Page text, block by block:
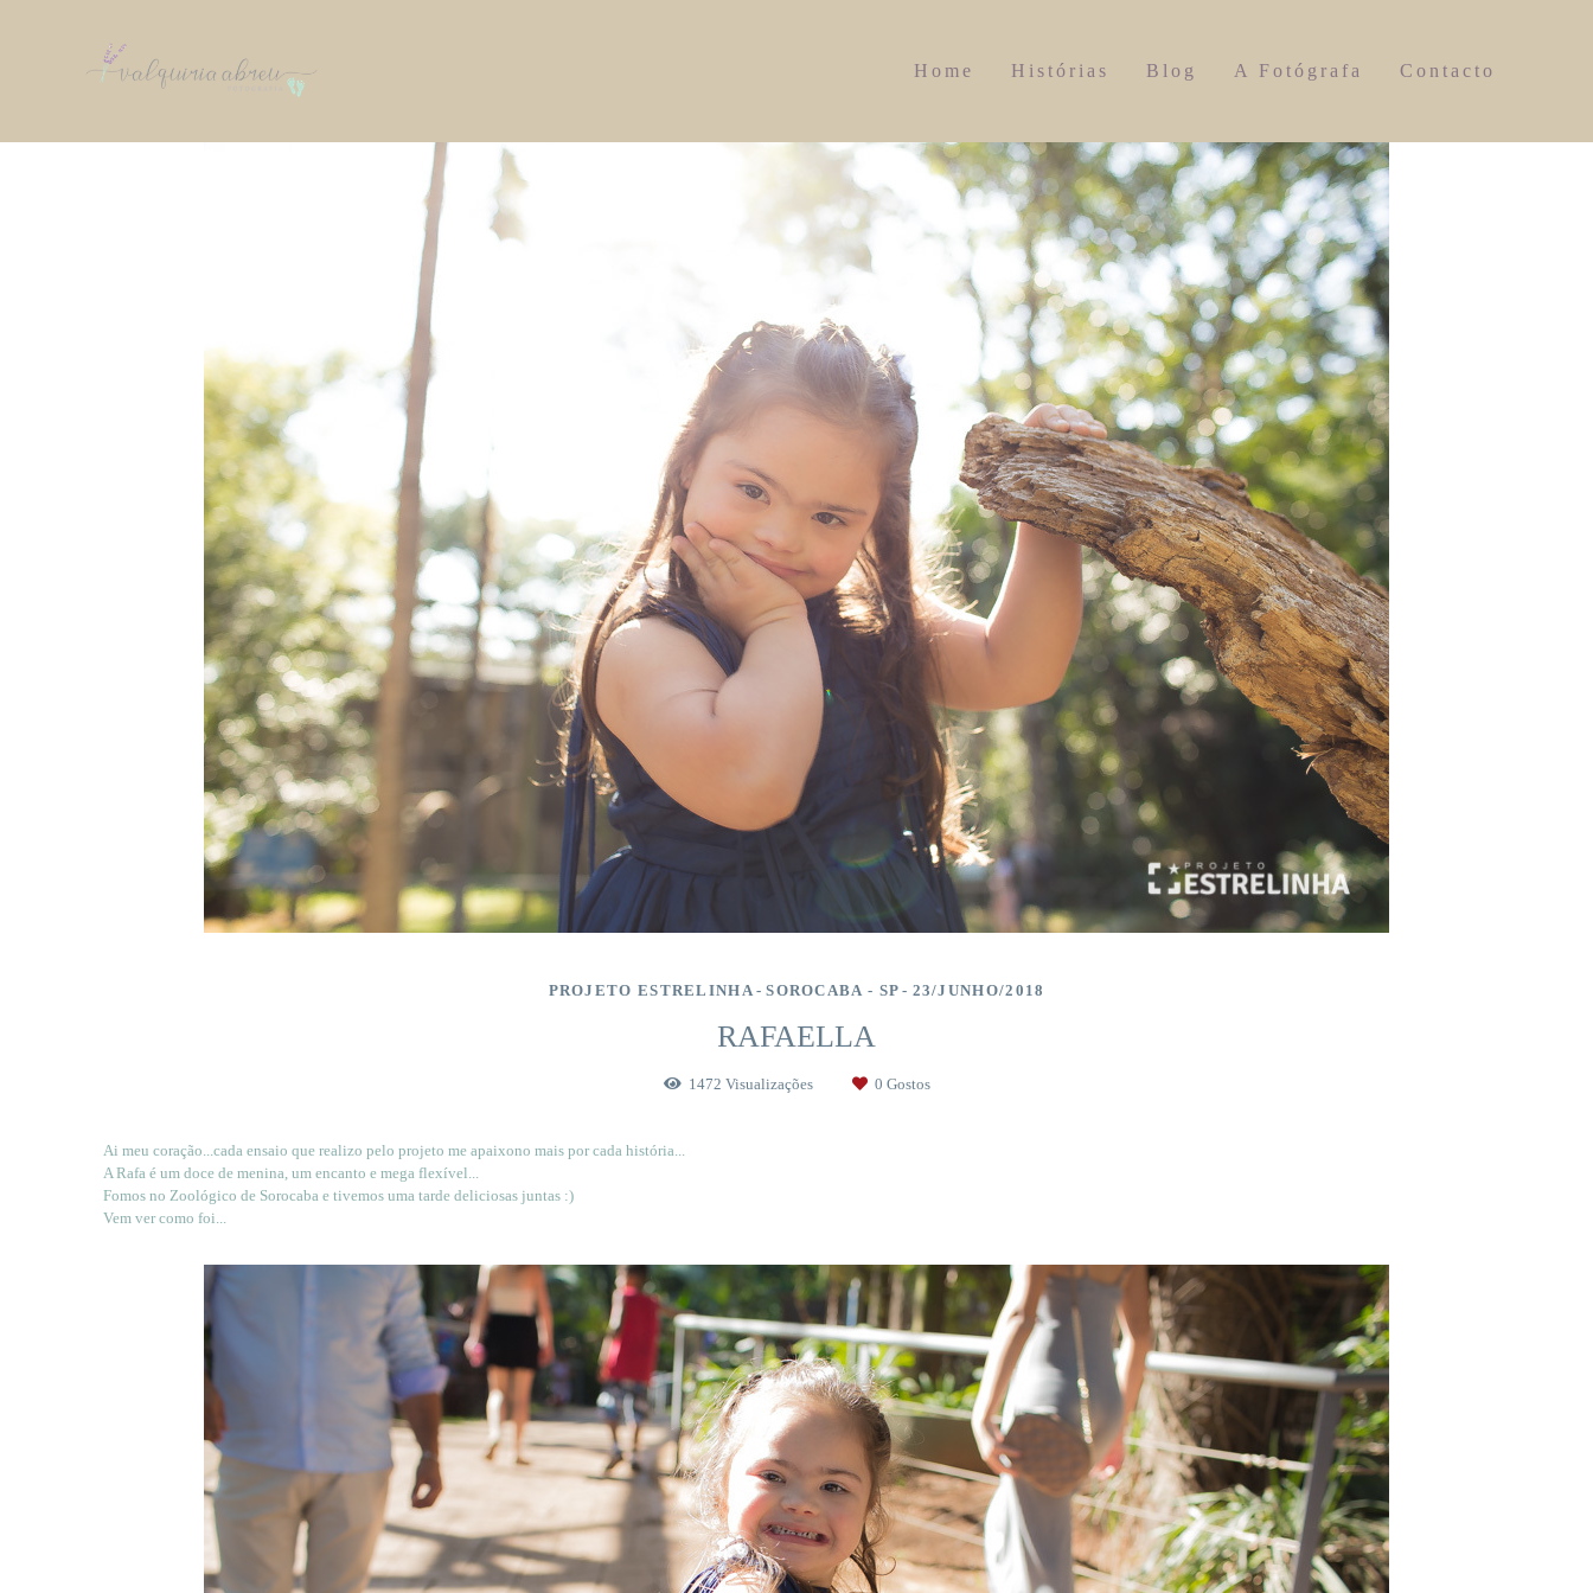
Home Histórias Blog A Fotógrafa Contacto
PROJETO ESTRELINHA SOROCABA - SP 23/JUNHO/2018
RAFAELLA
1472 Visualizações 0 Gostos
Ai meu coração...cada ensaio que realizo pelo projeto me apaixono mais por cada história...
A Rafa é um doce de menina, um encanto e mega flexível...
Fomos no Zoológico de Sorocaba e tivemos uma tarde deliciosas juntas :)
Vem ver como foi...